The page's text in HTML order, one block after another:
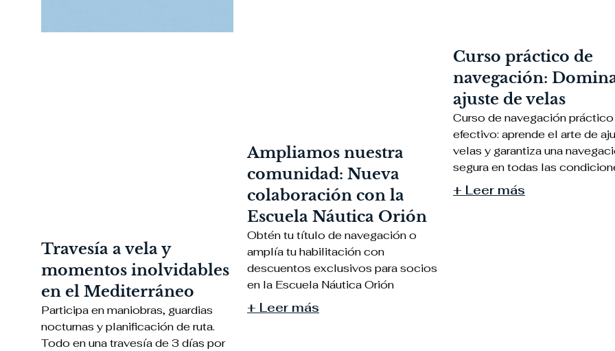
Travesía a vela y
momentos inolvidables
en el Mediterráneo
Participa en maniobras, guardias
nocturnas y planificación de ruta.
Todo en una travesía de 3 días por
Ampliamos nuestra
comunidad: Nueva
colaboración con la
Escuela Náutica Orión
Obtén tu título de navegación o
amplía tu habilitación con
descuentos exclusivos para socios
en la Escuela Náutica Orión
+ Leer más
Curso práctico de
navegación:
ajuste de velas
Curso de navegación
efectivo: aprende el arte de
velas y garantiza una
segura en todas las
+ Leer más